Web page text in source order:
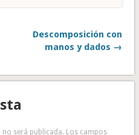
Descomposición con
manos y dados →
será publicada. Los campos